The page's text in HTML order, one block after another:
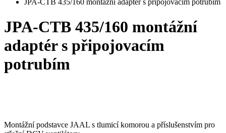
JPA-CTB 435/160 montážní adaptér s připojovacím potrubím
JPA-CTB 435/160 montážní
adaptér s připojovacím
potrubím
Montážní podstavce JAAL s tlumicí komorou a příslušenstvím pro